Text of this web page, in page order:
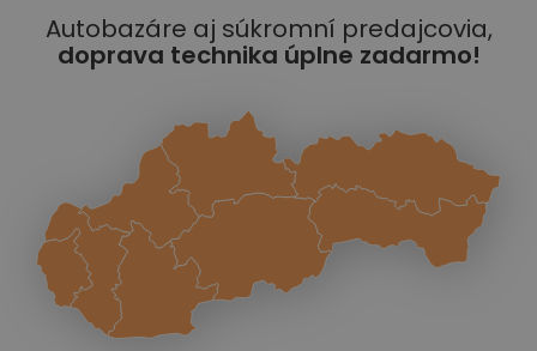
Autobazáre aj súkromní predajcovia,
doprava technika úplne zadarmo!